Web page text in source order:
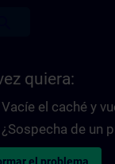
quiera:
Vacíe el caché y
¿Sospecha de un